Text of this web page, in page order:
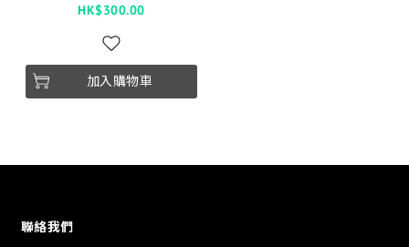
HK$300.00
加入購物車
聯絡我們